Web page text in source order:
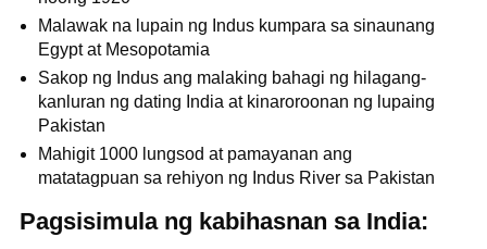
Malawak na lupain ng Indus kumpara sa sinaunang
Egypt at Mesopotamia
Sakop ng Indus ang malaking bahagi ng hilagang-
kanluran ng dating India at kinaroroonan ng lupaing
Pakistan
Mahigit 1000 lungsod at pamayanan ang
matatagpuan sa rehiyon ng Indus River sa Pakistan
Pagsisimula ng kabihasnan sa India: